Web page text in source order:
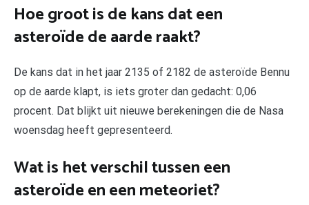
Hoe groot is de kans dat een
asteroïde de aarde raakt?
De kans dat in het jaar 2135 of 2182 de asteroïde Bennu
op de aarde klapt, is iets groter dan gedacht: 0,06
procent. Dat blijkt uit nieuwe berekeningen die de Nasa
woensdag heeft gepresenteerd.
Wat is het verschil tussen een
asteroïde en een meteoriet?